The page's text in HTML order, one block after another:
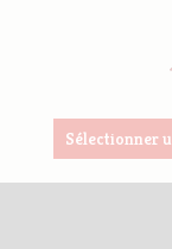
Sélectionner